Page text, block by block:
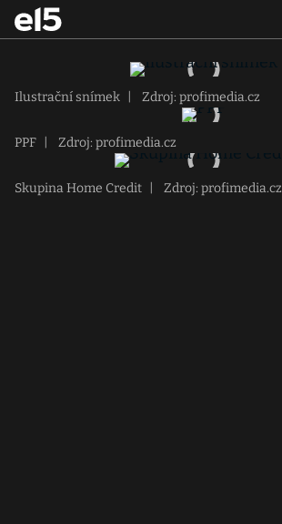
Ilustrační snímek Zdroj: profimedia.cz
PPF Zdroj: profimedia.cz
Skupina Home Credit Zdroj: profimedia.cz